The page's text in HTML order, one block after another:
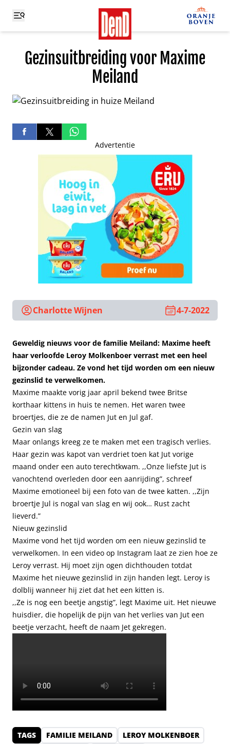
Gezinsuitbreiding voor Maxime
Meiland
Advertentie
Charlotte Wijnen 4-7-2022
Geweldig nieuws voor de familie Meiland: Maxime heeft
haar verloofde Leroy Molkenboer verrast met een heel
bijzonder cadeau. Ze vond het tijd worden om een nieuw
gezinslid te verwelkomen.
Maxime maakte vorig jaar april bekend twee Britse
korthaar kittens in huis te nemen. Het waren twee
broertjes, die ze de namen Jut en Jul gaf.
Gezin van slag
Maar onlangs kreeg ze te maken met een tragisch verlies.
Haar gezin was kapot van verdriet toen kat Jut vorige
maand onder een auto terechtkwam. ,,Onze liefste Jut is
vanochtend overleden door een aanrijding”, schreef
Maxime emotioneel bij een foto van de twee katten. ,,Zijn
broertje Jul is nogal van slag en wij ook… Rust zacht
lieverd.”
Nieuw gezinslid
Maxime vond het tijd worden om een nieuw gezinslid te
verwelkomen. In een video op Instagram laat ze zien hoe ze
Leroy verrast. Hij moet zijn ogen dichthouden totdat
Maxime het nieuwe gezinslid in zijn handen legt. Leroy is
dolblij wanneer hij ziet dat het een kitten is.
,,Ze is nog een beetje angstig”, legt Maxime uit. Het nieuwe
huisdier, die hopelijk de pijn van het verlies van Jut een
beetje verzacht, heeft de naam Jet gekregen.
TAGS FAMILIE MEILAND
LEROY MOLKENBOER